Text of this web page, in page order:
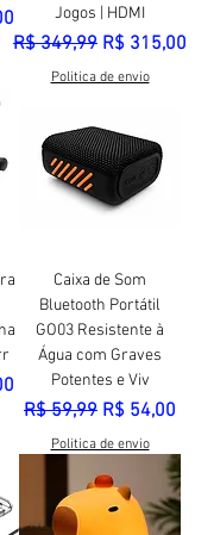
Jogos | HDMI
Preço normal
R$ 349,99 Preço
R$ 315,00
Politica de envio
Caixa de Som
Bluetooth Portátil
GO03 Resistente à
Água com Graves
Potentes e Viv
Preço normal
R$ 59,99 Preço
R$ 54,00
Politica de envio